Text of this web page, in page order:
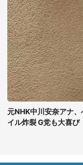
元NHK中川安奈アナ
イル炸裂 G党も大喜び